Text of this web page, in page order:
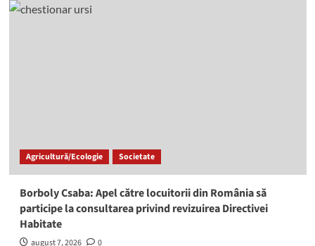
Agricultură/Ecologie Societate
Borboly Csaba: Apel către locuitorii din România să
participe la consultarea privind revizuirea Directivei
Habitate
august 7, 2026 0